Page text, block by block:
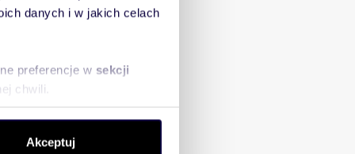
danych i w jakich celach
preferencje w sekcji
chwili.
społecznościowym,
Akceptuj